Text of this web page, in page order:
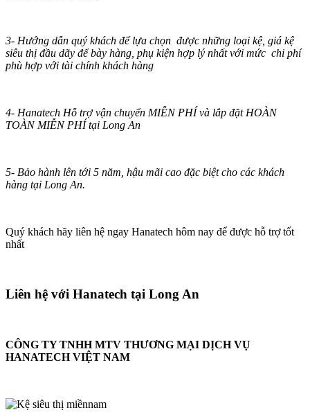
3- Hướng dẫn quý khách để lựa chọn được những loại kệ, giá kệ
siêu thị đầu dãy để bày hàng, phụ kiện hợp lý nhất với mức chi phí
phù hợp với tài chính khách hàng
4- Hanatech Hỗ trợ vận chuyển MIỄN PHÍ và lắp đặt HOÀN
TOÀN MIỄN PHÍ tại Long An
5- Bảo hành lên tới 5 năm, hậu mãi cao đặc biệt cho các khách
hàng tại Long An.
Quý khách hãy liên hệ ngay Hanatech hôm nay để được hỗ trợ tốt
nhất
Liên hệ với Hanatech tại Long An
CÔNG TY TNHH MTV THƯƠNG MẠI DỊCH VỤ
HANATECH VIỆT NAM